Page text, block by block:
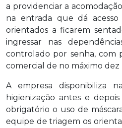
a providenciar a
na entrada que dá
orientados a ficarem
ingressar nas
controlado por senha, com
comercial de no máximo dez
A empresa disponibiliza
higienização antes e
obrigatório o uso de
equipe de triagem os